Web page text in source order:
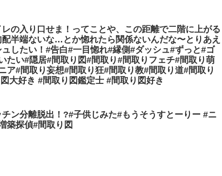
の入り口せま！ってことや、この距離で二階に上がる
配半端ないな…とか惚れたら関係ないんだな〜とりあえ
したい！#告白#一目惚れ#縁側#ダッシュ#ずっと#ゴ
たい#隠居#間取り図#間取り#間取りフェチ#間取り萌
ア#間取り妄想#間取り狂#間取り教#間取り道#間取り
大好き #間取り図鑑定士 #間取り図好き
ン分離脱出！?#子供じみた#もうそうすとーりー #ニ
築探偵#間取り図